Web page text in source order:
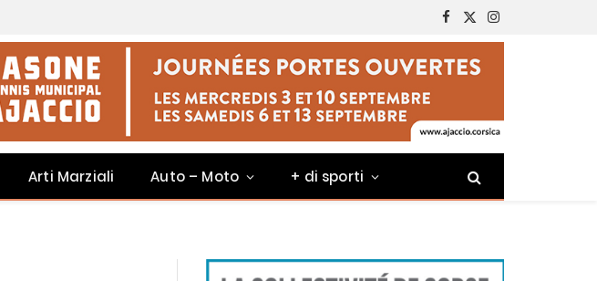
Facebook
X
(Twitter)
Instagram
Arti Marziali Auto – Moto + di sporti